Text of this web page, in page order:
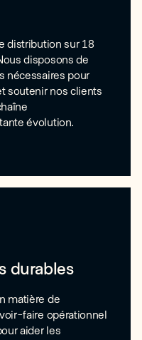
distribution sur 18
disposons de
nécessaires pour
soutenir nos clients
évolution.
durables
matière de
faire opérationnel
aider les